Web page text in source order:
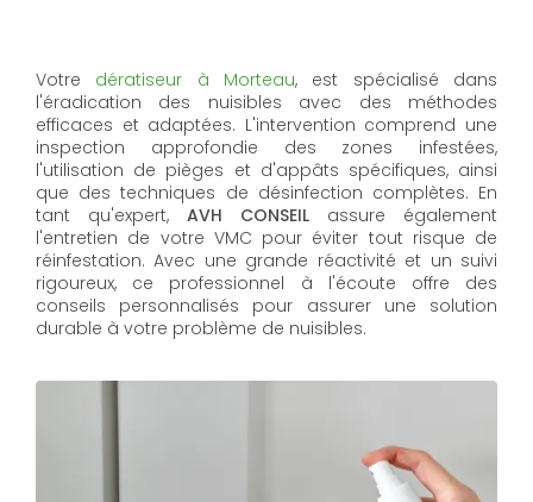
Votre dératiseur à Morteau, est spécialisé dans
l'éradication des nuisibles avec des méthodes
efficaces et adaptées. L'intervention comprend une
inspection approfondie des zones infestées,
l'utilisation de pièges et d'appâts spécifiques, ainsi
que des techniques de désinfection complètes. En
tant qu'expert, AVH CONSEIL assure également
l'entretien de votre VMC pour éviter tout risque de
réinfestation. Avec une grande réactivité et un suivi
rigoureux, ce professionnel à l'écoute offre des
conseils personnalisés pour assurer une solution
durable à votre problème de nuisibles.